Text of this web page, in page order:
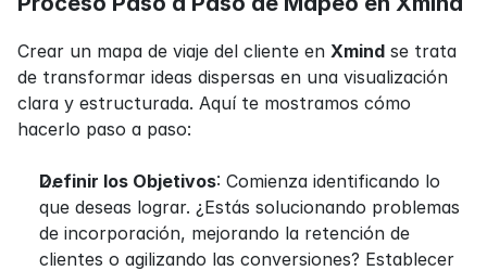
Crear un mapa de viaje del cliente en Xmind se trata
de transformar ideas dispersas en una visualización
clara y estructurada. Aquí te mostramos cómo
hacerlo paso a paso:
Definir los Objetivos: Comienza identificando lo
que deseas lograr. ¿Estás solucionando problemas
de incorporación, mejorando la retención de
clientes o agilizando las conversiones? Establecer